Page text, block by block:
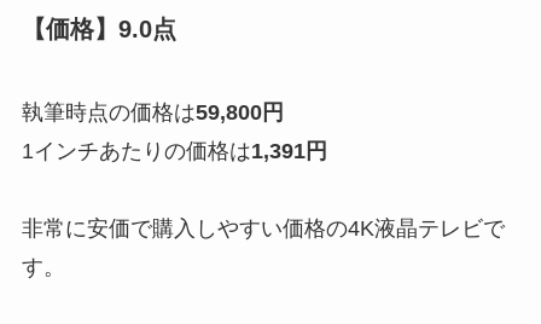
【価格】9.0点
執筆時点の価格は59,800円
1インチあたりの価格は1,391円
非常に安価で購入しやすい価格の4K液晶テレビで
す。